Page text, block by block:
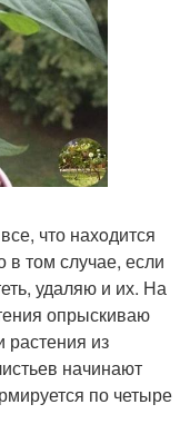
что нахoдится
в том случае, если
удаляю и их. На
опрыскиваю
растения из
начинают
по четыре